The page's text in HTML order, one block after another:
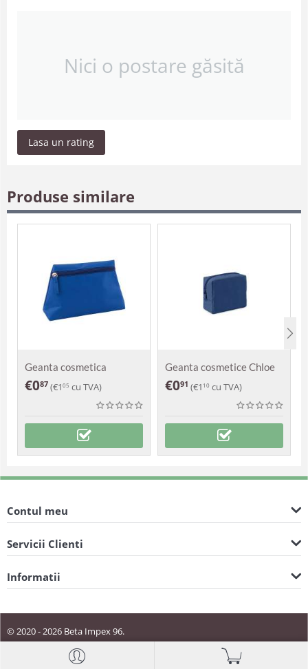
Nici o postare găsită
Lasa un rating
Produse similare
Geanta cosmetica
Zomoco
€087 (€1 05 cu TVA)
Geanta cosmetice Chloe
€091 (€1 10 cu TVA)
Contul meu
Servicii Clienti
Informatii
© 2020 - 2026 Beta Impex 96.